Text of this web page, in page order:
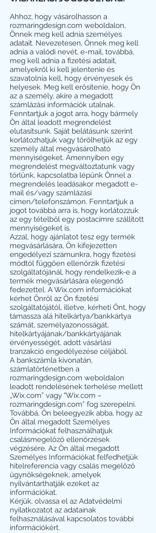
Ahhoz, hogy vásárolhasson a
rozmaringdesign.com weboldalon,
Önnek meg kell adnia személyes
adatait. Nevezetesen, Önnek meg kell
adnia a valódi nevét, e-mail, továbbá,
meg kell adnia a fizetési adatait,
amelyekről ki kell jelentenie és
szavatolnia kell, hogy érvényesek és
helyesek. Meg kell erősítenie, hogy Ön
az a személy, akire a megadott
számlázási információk utalnak.
Fenntartjuk a jogot arra, hogy bármely
Ön által leadott megrendelést
elutasítsunk. Saját belátásunk szerint
korlátozhatjuk vagy törölhetjük az egy
személy által megvásárolható
mennyiségeket. Amennyiben egy
megrendelést megváltoztatunk vagy
törlünk, kapcsolatba lépünk Önnel a
megrendelés leadásakor megadott e-
mail és/vagy számlázási
címen/telefonszámon. Fenntartjuk a
jogot továbbá arra is, hogy korlátozzuk
az egy tételből egy postacímre szállított
mennyiségeket is.
Azzal, hogy ajánlatot tesz egy termék
megvásárlására, Ön kifejezetten
engedélyezi számunkra, hogy fizetési
módtól függően ellenőrzik fizetési
szolgáltatójánál, hogy rendelkezik-e a
termék megvásárlására elegendő
fedezettel. A Wix.com információkat
kérhet Önről az Ön fizetési
szolgáltatójától, illetve, kérheti Önt, hogy
támassza alá hitelkártya/bankkártya
számát, személyazonosságát,
hitelkártyájának/bankkártyájának
érvényességét, adott vásárlási
tranzakció engedélyezése céljából.
A bankszámla kivonatán,
számlatörténetben a
rozmaringdesign.com weboldalon
leadott rendelésének terhelése mellett
„Wix.com” vagy "Wix.com –
rozmaringdesign.com” fog szerepelni.
Továbbá, Ön beleegyezik abba, hogy az
Ön által megadott Személyes
Információkat felhasználhatjuk
csalásmegelőző ellenőrzések
végzésére. Az Ön által megadott
Személyes Információkat felfedhetjük
hitelreferencia vagy csalás megelőző
ügynökségeknek, amelyek
nyilvántarthatják ezeket az
információkat.
Kérjük, olvassa el az Adatvédelmi
nyilatkozatot az adatainak
felhasználásával kapcsolatos további
információkért.